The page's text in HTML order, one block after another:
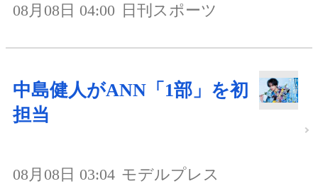
08月08日 04:00 日刊スポーツ
中島健人がANN「1部」を初
担当
08月08日 03:04 モデルプレス